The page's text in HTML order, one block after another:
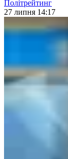
Політрейтинг
27 липня 14:17